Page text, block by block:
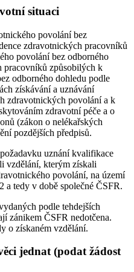
situaci
povolání bez
zdravotnických pracovníků
povolání bez odborného
pracovníků způsobilých k
odborného dohledu podle
získávání a uznávání
zdravotnických povolání a k
zdravotní péče a o
(zákon o nelékařských
pozdějších předpisů.
uznání kvalifikace
vzdělání, kterým získali
povolání, na území
a tedy v době společné ČSFR.
podle tehdejších
zánikem ČSFR nedotčena.
o získaném vzdělání.
jednat (podat žádost